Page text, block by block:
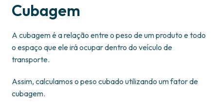
Cubagem
A cubagem é a relação entre o peso de um produto e todo
o espaço que ele irá ocupar dentro do veículo de
transporte.
Assim, calculamos o peso cubado utilizando um fator de
cubagem.